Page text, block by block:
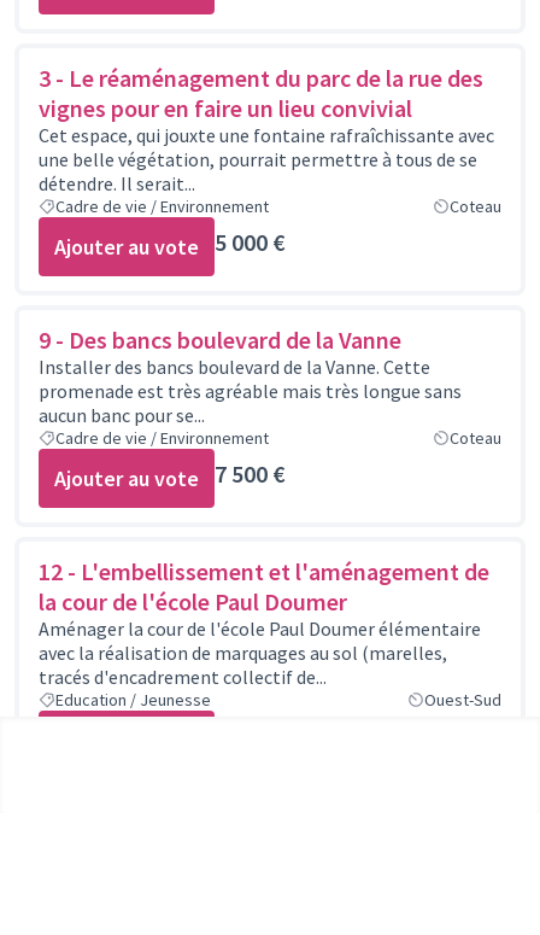
3 - Le réaménagement du parc de la rue des
vignes pour en faire un lieu convivial
Cet espace, qui jouxte une fontaine rafraîchissante avec
une belle végétation, pourrait permettre à tous de se
détendre. Il serait...
Cadre de vie / Environnement Coteau
Ajouter au vote 5 000 €
9 - Des bancs boulevard de la Vanne
Installer des bancs boulevard de la Vanne. Cette
promenade est très agréable mais très longue sans
aucun banc pour se...
Cadre de vie / Environnement Coteau
Ajouter au vote 7 500 €
12 - L'embellissement et l'aménagement de
la cour de l'école Paul Doumer
Aménager la cour de l'école Paul Doumer élémentaire
avec la réalisation de marquages au sol (marelles,
tracés d'encadrement collectif de...
Education / Jeunesse Ouest-Sud